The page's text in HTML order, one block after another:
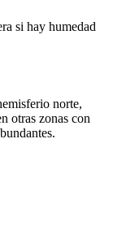
si hay humedad
norte,
otras zonas con